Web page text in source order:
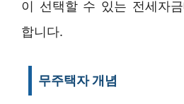
이 선택할 수 있는 전세자
합니다.
무주택자 개념